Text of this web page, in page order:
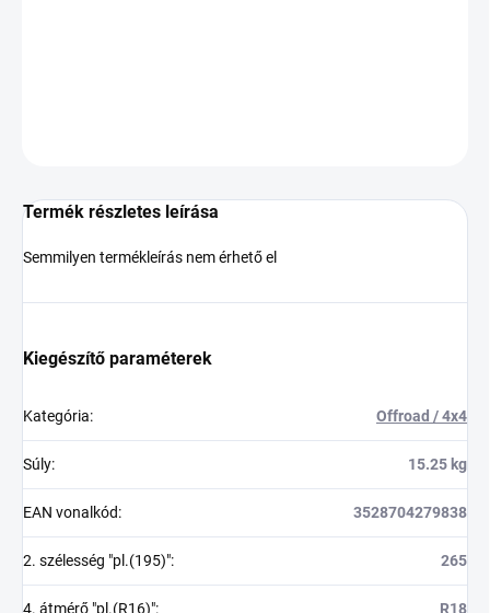
Termék részletes leírása
Semmilyen termékleírás nem érhető el
Kiegészítő paraméterek
Kategória: Offroad / 4x4
Súly: 15.25 kg
EAN vonalkód: 3528704279838
2. szélesség "pl.(195)": 265
4. átmérő "pl.(R16)": R18